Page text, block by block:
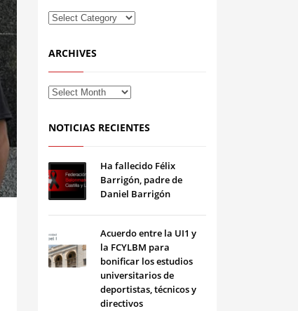
ARCHIVES
NOTICIAS RECIENTES
Ha fallecido Félix
Barrigón, padre de
Daniel Barrigón
Acuerdo entre la UI1 y
la FCYLBM para
bonificar los estudios
universitarios de
deportistas, técnicos y
directivos